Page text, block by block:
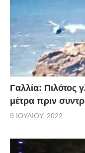
Γαλλία: Πιλότος
μέτρα πριν
9 ΙΟΥΛΊΟΥ, 2022